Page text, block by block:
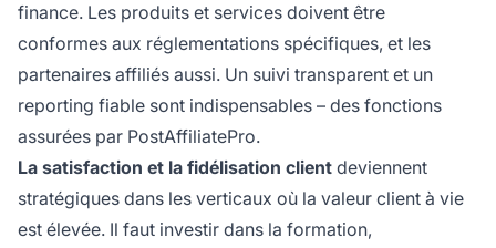
finance. Les produits et services doivent être
conformes aux réglementations spécifiques, et les
partenaires affiliés aussi. Un suivi transparent et un
reporting fiable sont indispensables – des fonctions
assurées par PostAffiliatePro.
La satisfaction et la fidélisation client deviennent
stratégiques dans les verticaux où la valeur client à vie
est élevée. Il faut investir dans la formation,